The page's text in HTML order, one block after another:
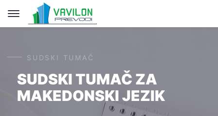
SUDSKI TUMAČ
SUDSKI TUMAČ ZA
MAKEDONSKI JEZIK